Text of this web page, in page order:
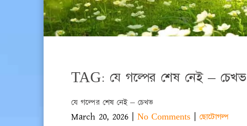
TAG: যে গল্পের শেষ নেই – চেখভ
যে গল্পের শেষ নেই – চেখভ
March 20, 2026 | No Comments | ছোটোগল্প